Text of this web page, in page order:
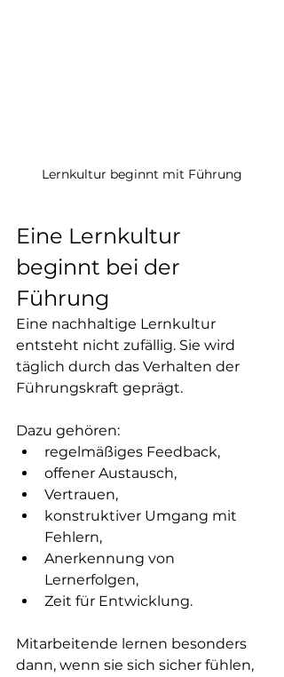
Lernkultur beginnt mit Führung
Eine Lernkultur
beginnt bei der
Führung
Eine nachhaltige Lernkultur
entsteht nicht zufällig. Sie wird
täglich durch das Verhalten der
Führungskraft geprägt.
Dazu gehören:
regelmäßiges Feedback,
offener Austausch,
Vertrauen,
konstruktiver Umgang mit
Fehlern,
Anerkennung von
Lernerfolgen,
Zeit für Entwicklung.
Mitarbeitende lernen besonders
dann, wenn sie sich sicher fühlen,